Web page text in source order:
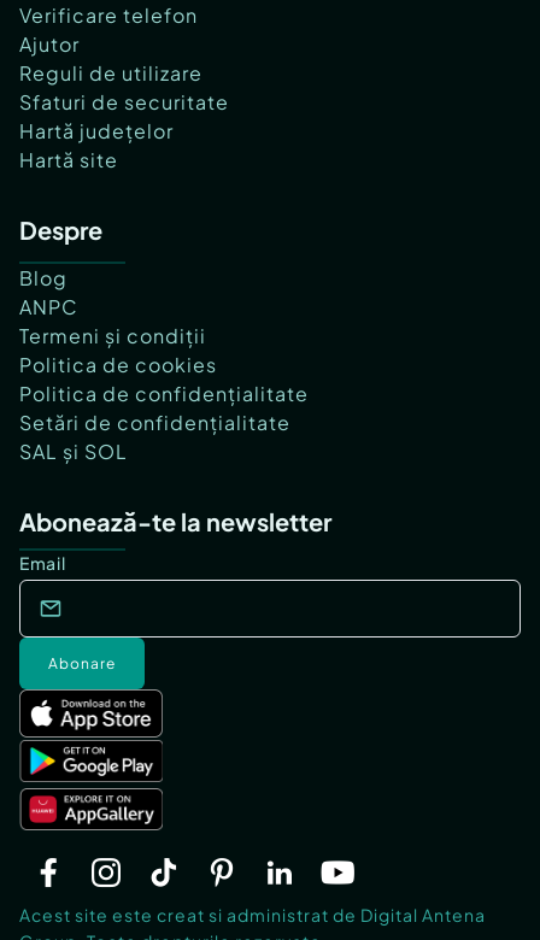
Verificare telefon
Ajutor
Reguli de utilizare
Sfaturi de securitate
Hartă județelor
Hartă site
Despre
Blog
ANPC
Termeni și condiții
Politica de cookies
Politica de confidențialitate
Setări de confidențialitate
SAL și SOL
Abonează-te la newsletter
Email
Abonare
Acest site este creat si administrat de Digital Antena